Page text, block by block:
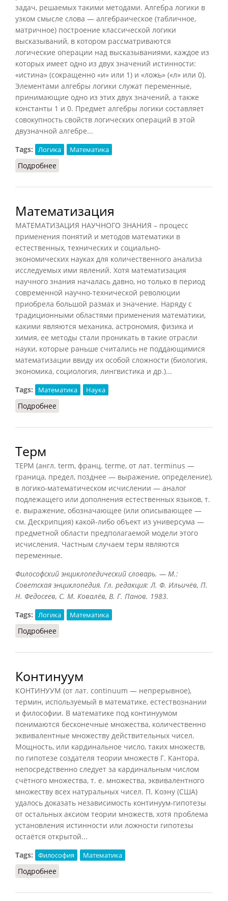
задач, решаемых такими методами. Алгебра логики в
узком смысле слова — алгебраическое (табличное,
матричное) построение классической логики
высказываний, в котором рассматриваются
логические операции над высказываниями, каждое из
которых имеет одно из двух значений истинности:
«истина» (сокращенно «и» или 1) и «ложь» («л» или 0).
Элементами алгебры логики служат переменные,
принимающие одно из этих двух значений, а также
константы 1 и 0. Предмет алгебры логики составляет
совокупность свойств логических операций в этой
двузначной алгебре...
Tags:
Логика Математика
Подробнее
Математизация
МАТЕМАТИЗАЦИЯ НАУЧНОГО ЗНАНИЯ – процесс
применения понятий и методов математики в
естественных, технических и социально-
экономических науках для количественного анализа
исследуемых ими явлений. Хотя математизация
научного знания началась давно, но только в период
современной научно-технической революции
приобрела большой размах и значение. Наряду с
традиционными областями применения математики,
какими являются механика, астрономия, физика и
химия, ее методы стали проникать в такие отрасли
науки, которые раньше считались не поддающимися
математизации ввиду их особой сложности (биология,
экономика, социология, лингвистика и др.)...
Tags:
Математика Наука
Подробнее
Терм
ТЕРМ (англ. term, франц. terme, от лат. terminus —
граница, предел, позднее — выражение, определение),
в логико-математическом исчислении — аналог
подлежащего или дополнения естественных языков, т.
е. выражение, обозначающее (или описывающее —
см. Дескрипция) какой-либо объект из универсума —
предметной области предполагаемой модели этого
исчисления. Частным случаем терм являются
переменные.
Философский энциклопедический словарь. — М.:
Советская энциклопедия. Гл. редакция: Л. Ф. Ильичёв, П.
Н. Федосеев, С. М. Ковалёв, В. Г. Панов. 1983.
Tags:
Логика Математика
Подробнее
Континуум
КОНТИНУУМ (от лат. continuum — непрерывное),
термин, используемый в математике, естествознании
и философии. В математике под континуумом
понимаются бесконечные множества, количественно
эквивалентные множеству действительных чисел.
Мощность, или кардинальное число, таких множеств,
по гипотезе создателя теории множеств Г. Кантора,
непосредственно следует за кардинальным числом
счётного множества, т. е. множества, эквивалентного
множеству всех натуральных чисел. П. Коэну (США)
удалось доказать независимость континуум-гипотезы
от остальных аксиом теории множеств, хотя проблема
установления истинности или ложности гипотезы
остаётся открытой...
Tags:
Философия Математика
Подробнее